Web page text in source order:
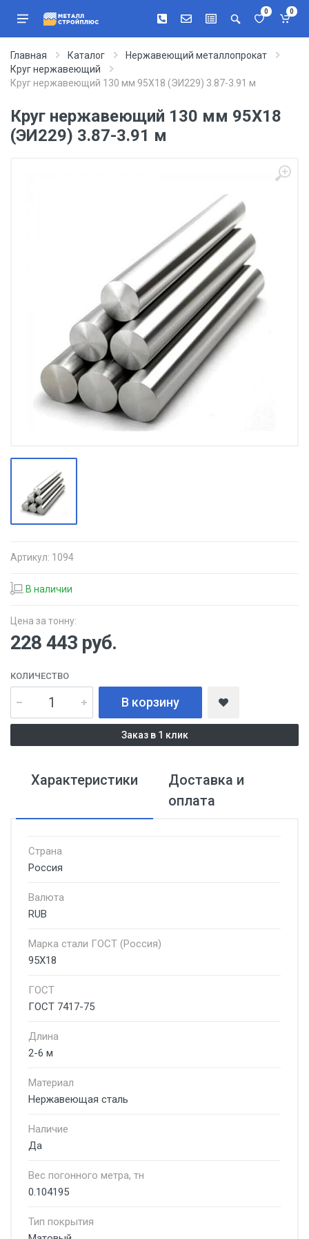
0 0
Главная Каталог
Нержавеющий металлопрокат
Круг нержавеющий
Круг нержавеющий 130 мм 95Х18 (ЭИ229) 3.87-3.91 м
Круг нержавеющий 130 мм 95Х18
(ЭИ229) 3.87-3.91 м
Артикул: 1094
В наличии
Цена за тонну:
228 443 руб.
КОЛИЧЕСТВО
В корзину
Заказ в 1 клик
Характеристики
Доставка и
оплата
Страна
Россия
Валюта
RUB
Марка стали ГОСТ (Россия)
95Х18
ГОСТ
ГОСТ 7417-75
Длина
2-6 м
Материал
Нержавеющая сталь
Наличие
Да
Вес погонного метра, тн
0.104195
Тип покрытия